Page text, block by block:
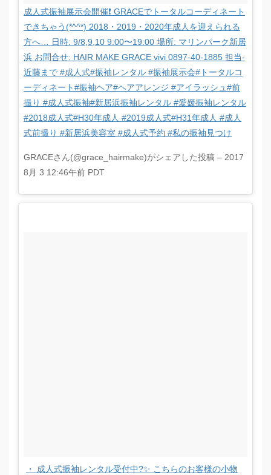
成人式振袖展示会開催❗️ GRACEでトータルコーディネート
できちゃう(*^^*) 2018・2019・2020年成人を迎えられる
方へ… 日時: 9/8,9,10 9:00〜19:00 場所: マリンパーク新居
浜 お問合せ: HAIR MAKE GRACE vivi 0897-40-1885 担当-
近藤まで #成人式#振袖レンタル #振袖展示会#トータルコ
ーディネート#振袖ヘア#ヘアアレンジ #アイラッシュ#前
撮り #成人式振袖#新居浜振袖レンタル #愛媛振袖レンタル
#2018成人式#H30年成人 #2019成人式#H31年成人 #成人
式前撮り #新居浜美容室 #成人式予約 #私の振袖見つけ
GRACEさん(@grace_hairmake)がシェアした投稿 – 2017
8月 3 12:46午前 PDT
・ 成人式振袖レンタル受付中?✨ こちらのお客様の小物